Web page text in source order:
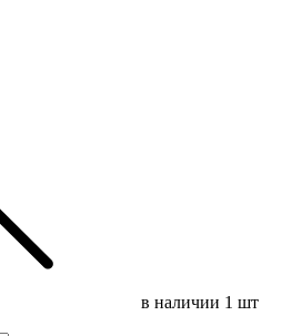
в наличии 1 шт